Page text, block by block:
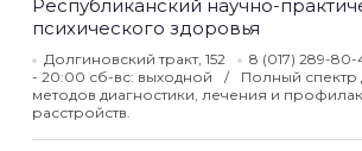
Республиканский научно-
психического здоровья
Долгиновский тракт, 152 8 (017) 289-
- 20:00 сб-вс: выходной
Полный спектр
методов диагностики, лечения и
расстройств.